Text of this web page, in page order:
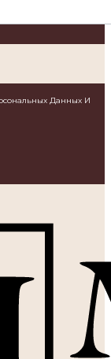
Данных И